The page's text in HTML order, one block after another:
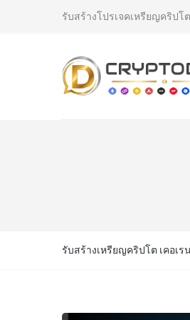
รับสร้างโปรเจคเหรียญคริปโ
รับสร้างเหรียญคริปโต เคอเร